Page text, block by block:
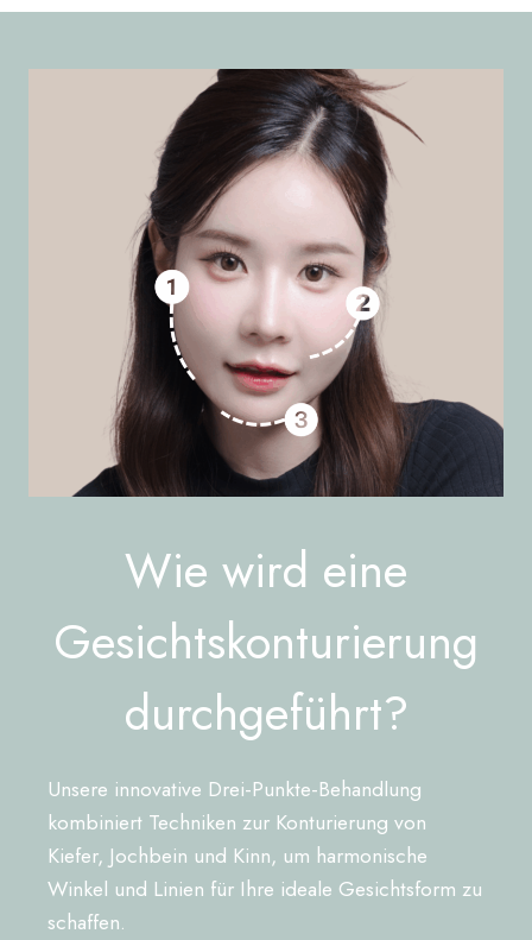
Wie wird eine
Gesichtskonturierung
durchgeführt?
Unsere innovative Drei-Punkte-Behandlung
kombiniert Techniken zur Konturierung von
Kiefer, Jochbein und Kinn, um harmonische
Winkel und Linien für Ihre ideale Gesichtsform zu
schaffen.